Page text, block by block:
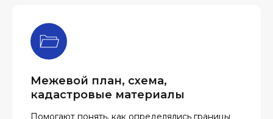
Межевой план, схема,
кадастровые материалы
Помогают понять, как определялись границы